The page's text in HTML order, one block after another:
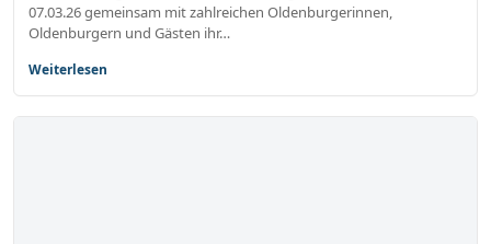
07.03.26 gemeinsam mit zahlreichen Oldenburgerinnen,
Oldenburgern und Gästen ihr…
Weiterlesen